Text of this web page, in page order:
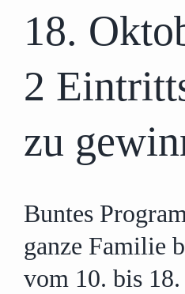
18.
2
zu
Buntes
ganze Familie
vom 10. bis